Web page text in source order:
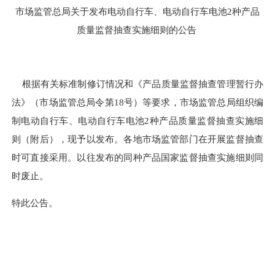
市场监管总局关于发布电动自行车、电动自行车电池2种产品
质量监督抽查实施细则的公告
根据有关标准制修订情况和《产品质量监督抽查管理暂行办
法》（市场监管总局令第18号）等要求 ， 市场监管总局组织编
制电动自行车、电动自行车电池2种产品质量监督抽查实施细
则（附后），现予以发布。各地市场监管部门在开展监督抽查
时可直接采用。以往发布的同种产品国家监督抽查实施细则同
时废止。
特此公告。